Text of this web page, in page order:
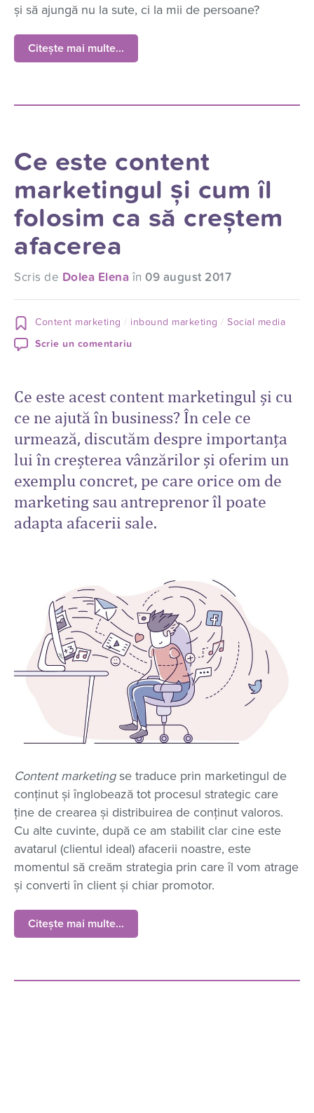
și să ajungă nu la sute, ci la mii de persoane?
Citește mai multe...
Ce este content
marketingul și cum îl
folosim ca să creștem
afacerea
Scris de Dolea Elena în 09 august 2017
Content marketing inbound marketing
Social media
Scrie un comentariu
Ce este acest content marketingul și cu
ce ne ajută în business? În cele ce
urmează, discutăm despre importanța
lui în creșterea vânzărilor și oferim un
exemplu concret, pe care orice om de
marketing sau antreprenor îl poate
adapta afacerii sale.
Content marketingse traduce prin marketingul de
conținut și înglobează tot procesul strategic care
ține de crearea și distribuirea de conținut valoros.
Cu alte cuvinte, după ce am stabilit clar cine este
avatarul (clientul ideal) afacerii noastre, este
momentul să creăm strategia prin care îl vom atrage
și converti în client și chiar promotor.
Citește mai multe...